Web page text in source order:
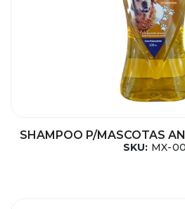
SHAMPOO P/MASCOTAS
SKU: MX-